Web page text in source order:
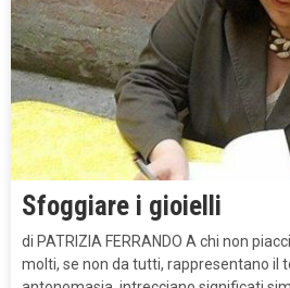
Sfoggiare i gioielli
di PATRIZIA FERRANDO A chi non
molti, se non da tutti, rappresentano il